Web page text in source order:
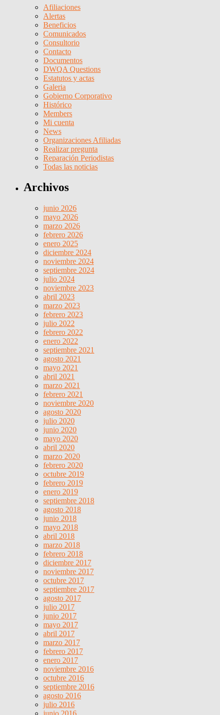
Afiliaciones
Alertas
Beneficios
Comunicados
Consultorio
Contacto
Documentos
DWQA Questions
Estatutos y actas
Galeria
Gobierno Corporativo
Histórico
Members
Mi cuenta
News
Organizaciones Afiliadas
Realizar pregunta
Reparación Periodistas
Todas las noticias
Archivos
junio 2026
mayo 2026
marzo 2026
febrero 2026
enero 2025
diciembre 2024
noviembre 2024
septiembre 2024
julio 2024
noviembre 2023
abril 2023
marzo 2023
febrero 2023
julio 2022
febrero 2022
enero 2022
septiembre 2021
agosto 2021
mayo 2021
abril 2021
marzo 2021
febrero 2021
noviembre 2020
agosto 2020
julio 2020
junio 2020
mayo 2020
abril 2020
marzo 2020
febrero 2020
octubre 2019
febrero 2019
enero 2019
septiembre 2018
agosto 2018
junio 2018
mayo 2018
abril 2018
marzo 2018
febrero 2018
diciembre 2017
noviembre 2017
octubre 2017
septiembre 2017
agosto 2017
julio 2017
junio 2017
mayo 2017
abril 2017
marzo 2017
febrero 2017
enero 2017
noviembre 2016
octubre 2016
septiembre 2016
agosto 2016
julio 2016